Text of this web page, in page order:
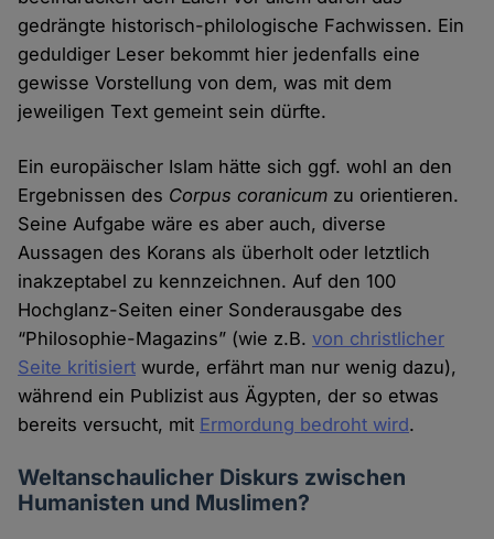
gedrängte historisch-philologische Fachwissen. Ein
geduldiger Leser bekommt hier jedenfalls eine
gewisse Vorstellung von dem, was mit dem
jeweiligen Text gemeint sein dürfte.
Ein europäischer Islam hätte sich ggf. wohl an den
Ergebnissen des Corpus coranicum zu orientieren.
Seine Aufgabe wäre es aber auch, diverse
Aussagen des Korans als überholt oder letztlich
inakzeptabel zu kennzeichnen. Auf den 100
Hochglanz-Seiten einer Sonderausgabe des
“Philosophie-Magazins” (wie z.B.von christlicher
Seite kritisiert wurde, erfährt man nur wenig dazu),
während ein Publizist aus Ägypten, der so etwas
bereits versucht, mit Ermordung bedroht wird.
Weltanschaulicher Diskurs zwischen
Humanisten und Muslimen?